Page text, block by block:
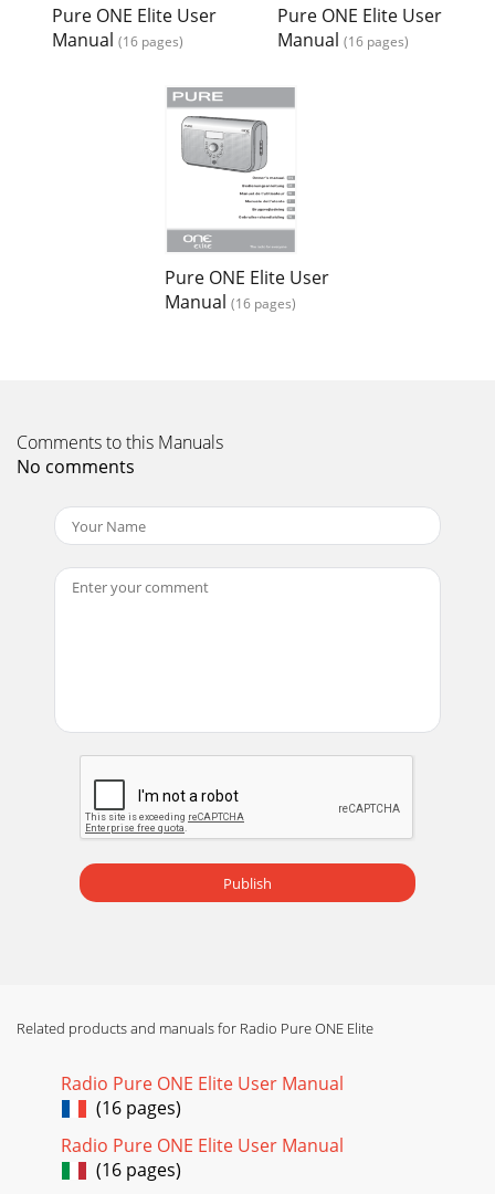
können bis zu 25 DAB- und 25 UKW-Sender
speichern.Speichern einer Voreinstellung1. Stellen Sie den zu
6Radio hörenIntellitext® Intellitext bietet
Textinformationen auf Abruf, wie etwa Sportschlagzeilen,
Wettermeldungen und Nachrichten der DAB-Sender, d
7Radio hörenDEEinstellen des Weckers1. Drücken Sie die
Taste (Wecker/Timer), und wählen Sie Wecker aus, um den
Weckerstatus anzuzeigen.2. Drücken
Pure ONE Elite User
Manual (16 pages)
Pure ONE Elite User
Manual (16 pages)
Pure ONE Elite User
Manual (16 pages)
Comments to this Manuals
No comments
Publish
Related products and manuals for Radio Pure ONE Elite
Radio Pure ONE Elite User Manual
(16 pages)
Radio Pure ONE Elite User Manual
(16 pages)